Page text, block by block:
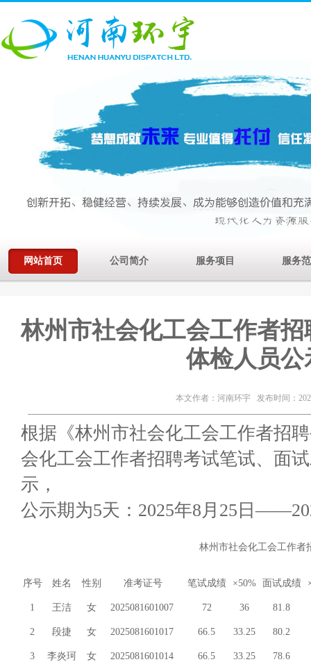
网站首页 公司简介 服务项目 服务
林州市社会化工会工作者
体检人员公
本文作者：河南环宇 发布时间：
根据《林州市社会化工会工作者招
会化工会工作者招聘考试笔试、面
示，
公示期为5天：2025年8月25日
林州市社会化工会工作者
序号 姓名 性别 准考证号 笔试成绩 ×50% 面试成绩
1 王洁 女 2025081601007 72 36 81.8
2 段捷 女 2025081601017 66.5 33.25 80.2
3 李炎珂 女 2025081601014 66.5 33.25 78.6